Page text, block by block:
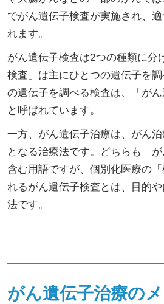
でがん遺伝子検査が実施され、
れます。
がん遺伝子検査は2つの種類に分
検査」は主にひとつの遺伝子を
の遺伝子を調べる検査は、「がん
と呼ばれています。
一方、がん遺伝子治療は、がん
となる治療法です。どちらも「
含む用語ですが、個別化医療の
れるがん遺伝子検査とは、目的
法です。
がん遺伝子治療の